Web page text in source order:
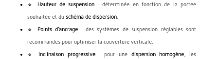
🔹 Hauteur de suspension : déterminée en fonction de la portée
souhaitée et duschéma de dispersion.
🔹 Points d’ancrage : des systèmes de suspension réglables sont
recommandés pour optimiser la couverture verticale.
🔹 Inclinaison progressive: pour une dispersion homogène, les